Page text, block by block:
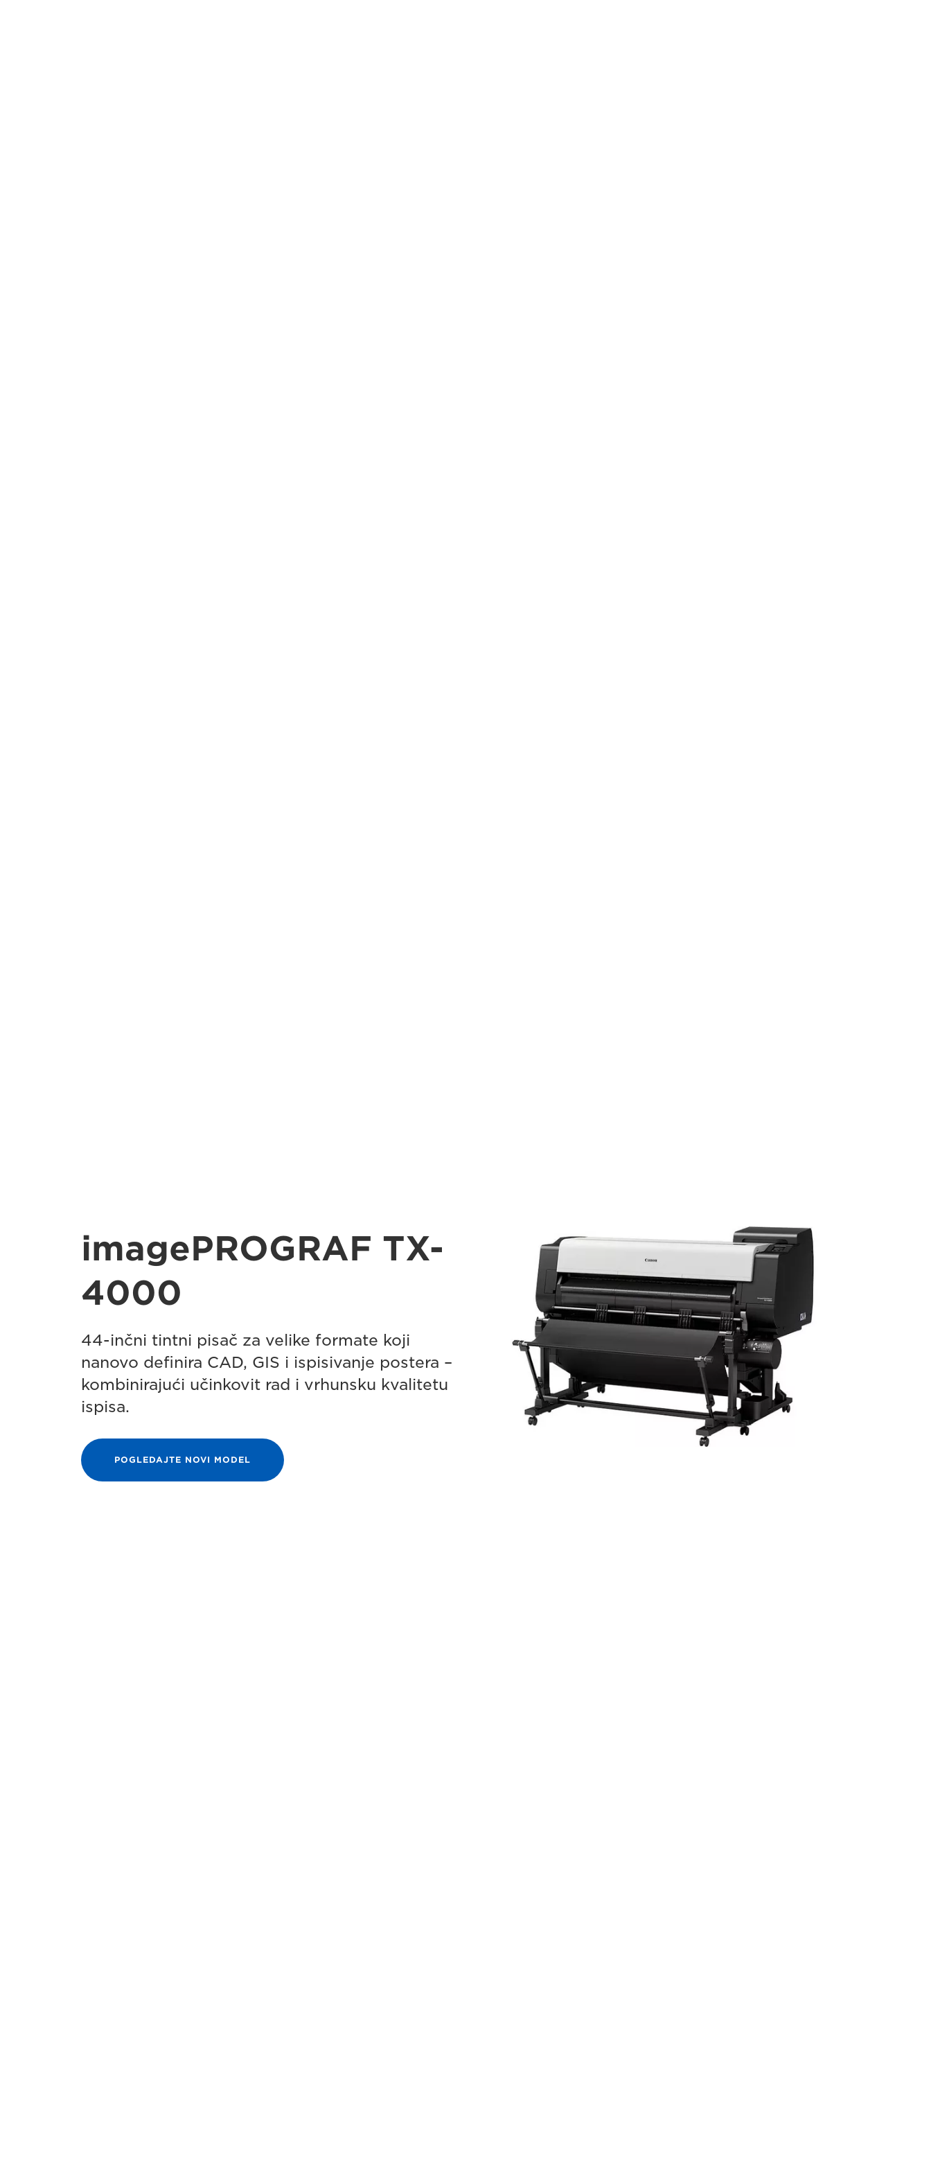
imagePROGRAF TX-
4000
44-inčni tintni pisač za velike formate koji
nanovo definira CAD, GIS i ispisivanje postera –
kombinirajući učinkovit rad i vrhunsku kvalitetu
ispisa.
POGLEDAJTE NOVI MODEL